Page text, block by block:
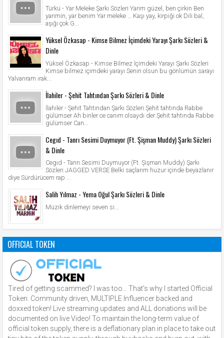
Türkü - Yar Meleke Şarkı Sözleri Yarim güzel, ben çirkin Ben
yarimin, yar benim Yar meleke … Kaşı yay, kirpiği ok Dili bal,
aşığı çok G...
Yüksel Özkasap - Kimse Bilmez İçimdeki Yarayı Şarkı Sözleri &
Dinle
Yüksel Özkasap - Kimse Bilmez İçimdeki Yarayı Şarkı Sözleri
Kimse bilmez içimdeki yarayı Senin olsun bu gönlümün sarayı
Yalvarıram ırak...
İlahiler - Şehit Tahtından Şarkı Sözleri & Dinle
İlahiler - Şehit Tahtından Şarkı Sözleri Şehit tahtında Rabbe
gülümser Ah binler ce canım olsaydı der Şehit tahtında Rabbe
gülümser Can...
Cegıd - Tanrı Sesimi Duymuyor (Ft. Şişman Muddy) Şarkı Sözleri
& Dinle
Cegıd - Tanrı Sesimi Duymuyor (Ft. Şişman Muddy) Şarkı
Sözleri JAGGED VERSE Belki saçlarım huzur içinde beyazlanır
diye Sürdürücem rap ...
Salih Yılmaz - Yema Oğul Şarkı Sözleri & Dinle
Müzik dinlemeyi seven si...
OFFICIAL TOKEN
Tired of getting scammed? I was too… That’s why I started Official
Token. Community driven, MULTIPLE Influencer backed and
doxxed token! Live streaming updates and ALL donations will be
documented on live Video! To maintain the long-term value of
official token supply, there is a deflationary plan in place to take out